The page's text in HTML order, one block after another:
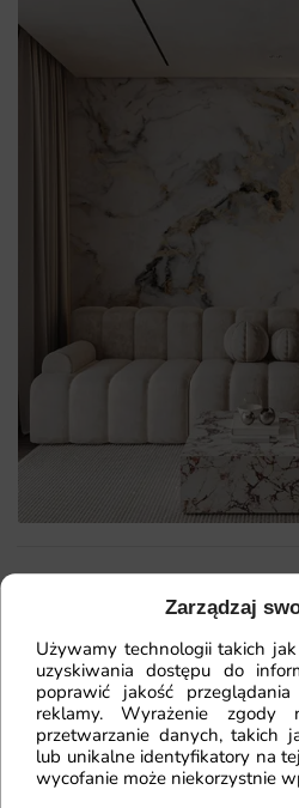
Zarządzaj
Używamy technologii takich
uzyskiwania dostępu do
poprawić jakość
reklamy. Wyrażenie
przetwarzanie danych, takich
lub unikalne identyfikatory na
wycofanie może niekorzystnie
Mam ścianę o nietypowym
fototapetę?
Ile będę czekać na
zamówienia?